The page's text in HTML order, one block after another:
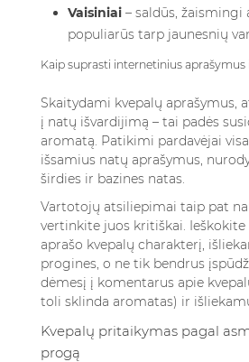
Vaisiniai – saldūs, žaismingi
populiarūs tarp jaunesnių
Kaip suprasti internetinius
Skaitydami kvepalų aprašymus,
į natų išvardijimą – tai padės
aromatą. Patikimi pardavėjai
išsamius natų aprašymus,
širdies ir bazines natas.
Vartotojų atsiliepimai taip pat
vertinkite juos kritiškai.
aprašo kvepalų charakterį,
progines, o ne tik bendrus
dėmesį į komentarus apie
toli sklinda aromatas) ir
Kvepalų pritaikymas pagal
progą